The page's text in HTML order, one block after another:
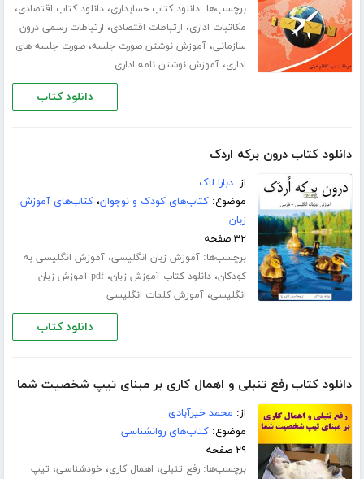
برچسب‌ها:دانلود کتاب حسابداری،دانلود کتاب اقتصادی،
مکاتبات اداری، ارتباطات اقتصادی، ارتباطات رسمی درون
سازمانی،آموزش نوشتن صورت جلسه،صورت جلسه های
اداری،آموزش نوشتن نامه اداری
دانلود کتاب
دانلود کتاب درون برکه اردک
از:دبارا لاک
موضوع:کتاب‌های کودک و نوجوان،کتاب‌های آموزش
زبان
۳۲ صفحه
برچسب‌ها:آموزش زبان انگلیسی،آموزش انگلیسی به
کودکان،دانلود کتاب آموزش زبان،
pdf آموزش زبان
انگلیسی،آموزش کلمات انگلیسی
دانلود کتاب
دانلود کتاب رفع تنبلی و اهمال کاری بر مبنای تیپ شخصیت شما
از: محمد خیرآبادی
موضوع:کتاب‌های روانشناسی
۲۹ صفحه
برچسب‌ها:رفع تنبلی، اهمال کاری، خودشناسی، تیپ